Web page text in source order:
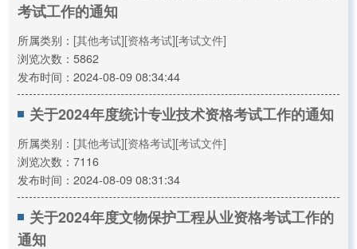
考试工作的通知
所属类别： [其他考试][资格考试][考试文件]
浏览次数：5862
发布时间：2024-08-09 08:34:44
关于2024年度统计专业技术资格考试工作的通知
所属类别： [其他考试][资格考试][考试文件]
浏览次数：7116
发布时间：2024-08-09 08:31:34
关于2024年度文物保护工程从业资格考试工作的
通知